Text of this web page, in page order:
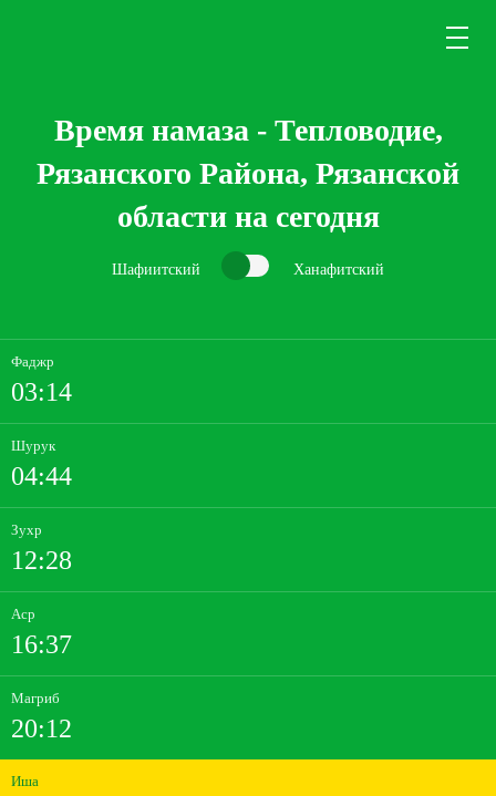
Время намаза - Тепловодие,
Рязанского Района, Рязанской
области на сегодня
Шафиитский Ханафитский
Фаджр
03:14
Шурук
04:44
Зухр
12:28
Аср
16:37
Магриб
20:12
Иша